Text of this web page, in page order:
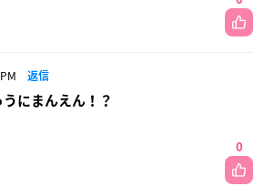
返信
にまんえん！？
0